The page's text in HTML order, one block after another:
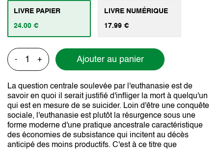
LIVRE PAPIER
24.00 €
LIVRE NUMÉRIQUE
17.99 €
- + Ajouter au panier
La question centrale soulevée par l'euthanasie est de
savoir en quoi il serait justifié d'infliger la mort à quelqu'un
qui est en mesure de se suicider. Loin d'être une conquête
sociale, l'euthanasie est plutôt la résurgence sous une
forme moderne d'une pratique ancestrale caractéristique
des économies de subsistance qui incitent au décès
anticipé des moins productifs. C'est à ce titre que